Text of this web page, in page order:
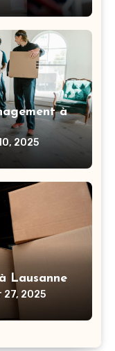
à
2025
Lausanne
2025